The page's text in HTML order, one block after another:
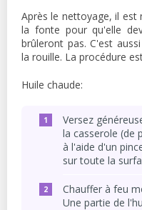
Après le nettoyage, il est
la fonte pour qu'elle
brûleront pas. C'est
la rouille. La procédure
Huile chaude:
Versez
la casserole (de
à l'aide d'un
sur toute la
Chauffer à feu
Une partie de